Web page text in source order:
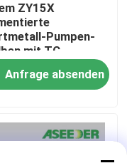
ZY15X
Pumpen-
mit TC-
Anfrage absenden